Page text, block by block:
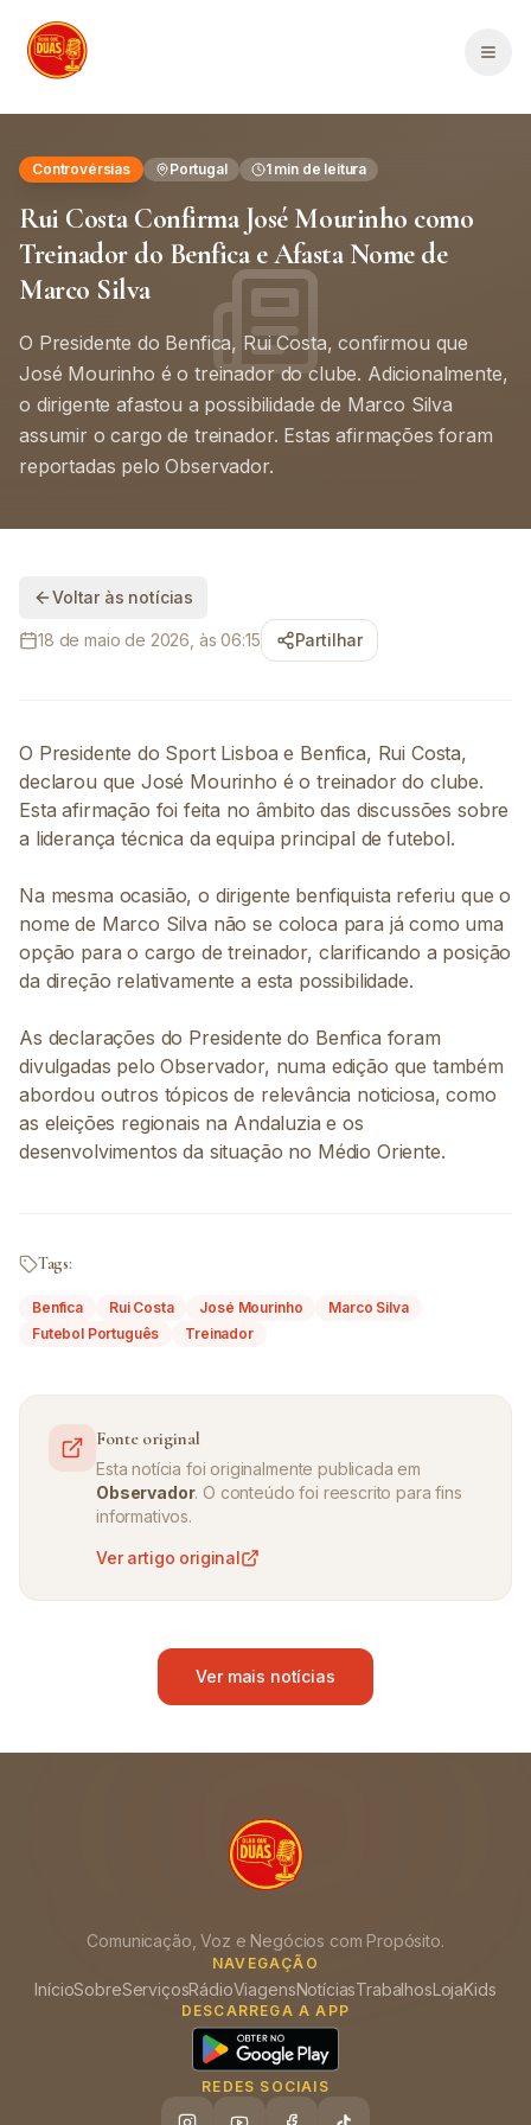
Controvérsias Portugal 1min de leitura
Rui Costa Confirma José Mourinho como
Treinador do Benfica e Afasta Nome de
Marco Silva
O Presidente do Benfica, Rui Costa, confirmou que
José Mourinho é o treinador do clube. Adicionalmente,
o dirigente afastou a possibilidade de Marco Silva
assumir o cargo de treinador. Estas afirmações foram
reportadas pelo Observador.
Voltar às notícias
18 de maio de 2026, às 06:15 Partilhar
O Presidente do Sport Lisboa e Benfica, Rui Costa,
declarou que José Mourinho é o treinador do clube.
Esta afirmação foi feita no âmbito das discussões sobre
a liderança técnica da equipa principal de futebol.
Na mesma ocasião, o dirigente benfiquista referiu que o
nome de Marco Silva não se coloca para já como uma
opção para o cargo de treinador, clarificando a posição
da direção relativamente a esta possibilidade.
As declarações do Presidente do Benfica foram
divulgadas pelo Observador, numa edição que também
abordou outros tópicos de relevância noticiosa, como
as eleições regionais na Andaluzia e os
desenvolvimentos da situação no Médio Oriente.
Tags:
Benfica Rui Costa José Mourinho
Marco Silva
Futebol Português
Treinador
Fonte original
Esta notícia foi originalmente publicada em
Observador. O conteúdo foi reescrito para fins
informativos.
Ver artigo original
Ver mais notícias
Comunicação, Voz e Negócios com Propósito.
NAVEGAÇÃO
InícioSobreServiçosRádioViagensNotíciasTrabalhosLojaKids
DESCARREGA A APP
REDES SOCIAIS